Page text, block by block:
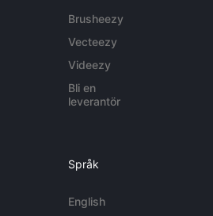
Brusheezy
Vecteezy
Videezy
Bli en
leverantör
Språk
English